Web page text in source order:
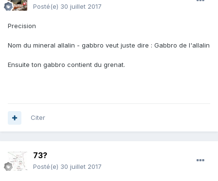
Posté(e) 30 juillet 2017
Precision
Nom du mineral allalin - gabbro veut juste dire : Gabbro de l'allalin
Ensuite ton gabbro contient du grenat.
Citer
73?
Posté(e) 30 juillet 2017